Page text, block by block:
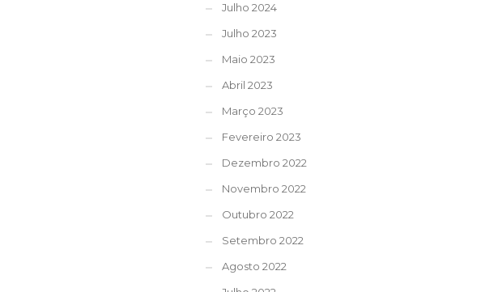
Julho 2024
Julho 2023
Maio 2023
Abril 2023
Março 2023
Fevereiro 2023
Dezembro 2022
Novembro 2022
Outubro 2022
Setembro 2022
Agosto 2022